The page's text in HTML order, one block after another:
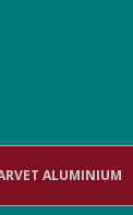
ALUMINIUM